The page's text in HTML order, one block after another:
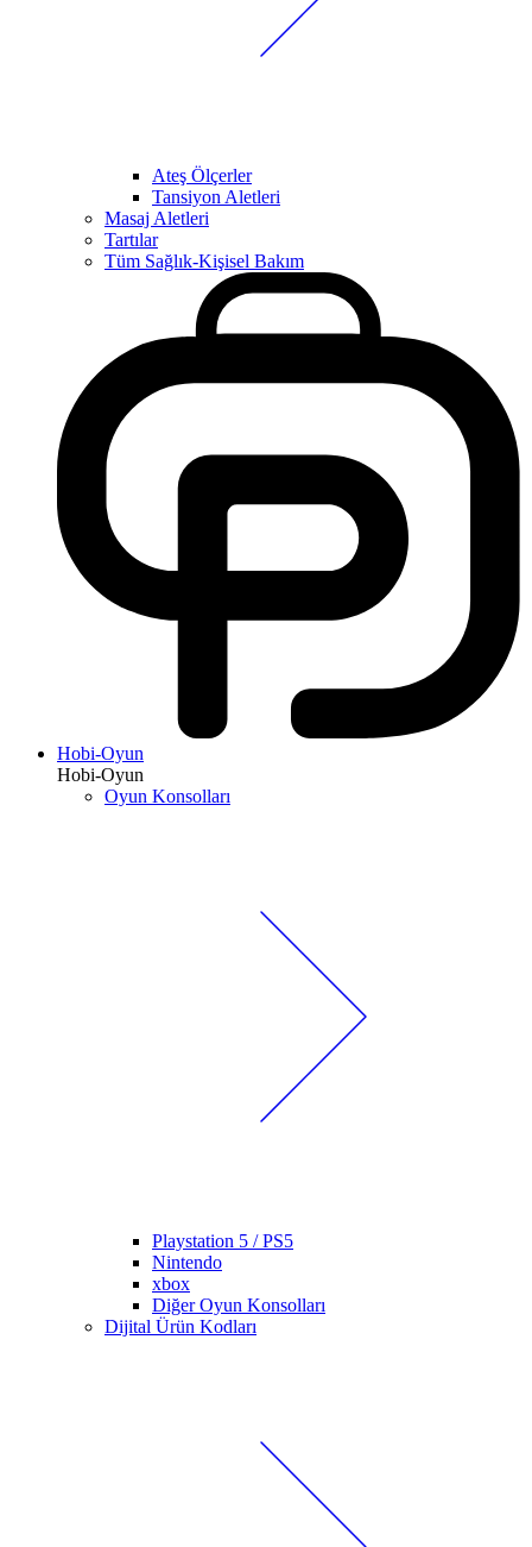
Ateş Ölçerler
Tansiyon Aletleri
Masaj Aletleri
Tartılar
Tüm Sağlık-Kişisel Bakım
Hobi-Oyun
Hobi-Oyun
Oyun Konsolları
Playstation 5 / PS5
Nintendo
xbox
Diğer Oyun Konsolları
Dijital Ürün Kodları